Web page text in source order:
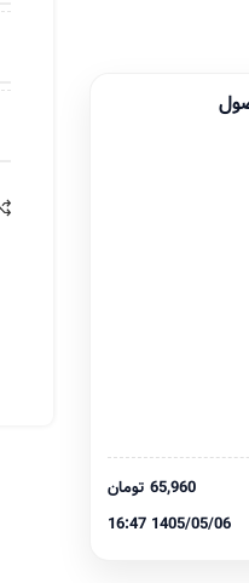
65,960 تومان
1405/05/06 16:47